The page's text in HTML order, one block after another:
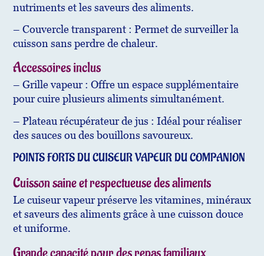
nutriments et les saveurs des aliments.
– Couvercle transparent : Permet de surveiller la
cuisson sans perdre de chaleur.
Accessoires inclus
– Grille vapeur : Offre un espace supplémentaire
pour cuire plusieurs aliments simultanément.
– Plateau récupérateur de jus : Idéal pour réaliser
des sauces ou des bouillons savoureux.
POINTS FORTS DU CUISEUR VAPEUR DU COMPANION
Cuisson saine et respectueuse des aliments
Le cuiseur vapeur préserve les vitamines, minéraux
et saveurs des aliments grâce à une cuisson douce
et uniforme.